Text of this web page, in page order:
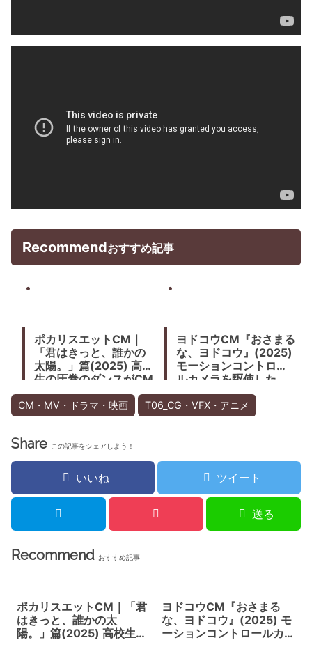
Recommendおすすめ記事
ポカリスエットCM｜
「君はきっと、誰かの
太陽。」篇(2025) 高校
生の圧巻のダンスがCM
の新しいスタイルを呼
び起こす。
ヨドコウCM『おさまる
な、ヨドコウ』(2025)
モーションコントロー
ルカメラを駆使した
CM。木村拓哉も全開。
CM・MV・ドラマ・映画 T06_CG・VFX・アニメ
Share この記事をシェアしよう！
いいね ツイート
送る
Recommend おすすめ記事
ポカリスエットCM｜「君
はきっと、誰かの太
陽。」篇(2025) 高校生の
ヨドコウCM『おさまる
な、ヨドコウ』(2025) モ
ーションコントロールカ